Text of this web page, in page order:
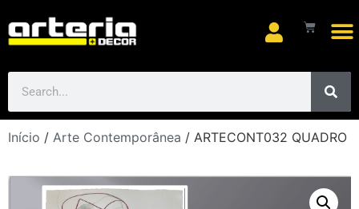
Início / Arte Contemporânea / ARTECONT032 QUADRO